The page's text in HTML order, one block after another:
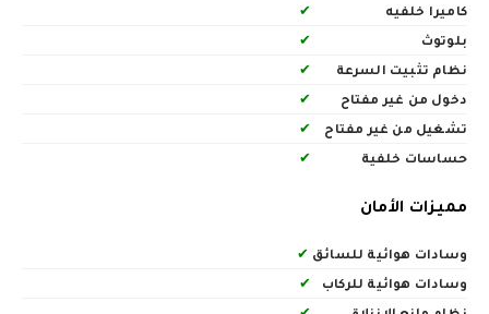
كاميرا خلفيه
✔
بلوتوث
✔
نظام تثبيت السرعة
✔
دخول من غير مفتاح
✔
تشغيل من غير مفتاح
✔
حساسات خلفية
✔
مميزات الأمان
وسادات هوائية للسائق ✔
وسادات هوائية للركاب
✔